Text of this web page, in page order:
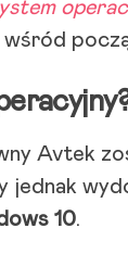
wśród
Avtek
jednak
10.